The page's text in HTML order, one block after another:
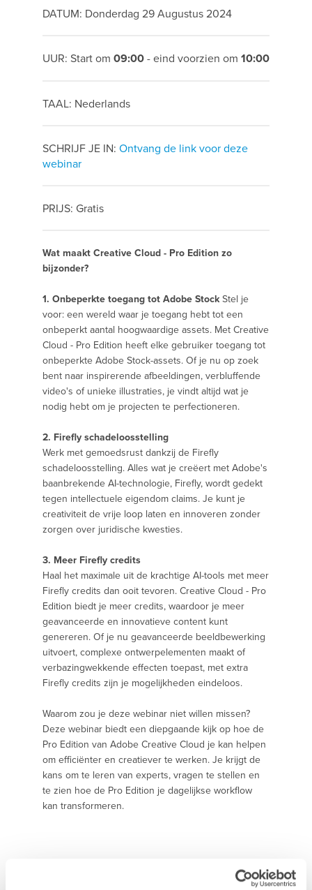
DATUM: Donderdag 29 Augustus 2024
UUR: Start om 09:00- eind voorzien om 10:00
TAAL: Nederlands
SCHRIJF JE IN: Ontvang de link voor deze
webinar
PRIJS: Gratis
Wat maakt Creative Cloud - Pro Edition zo
bijzonder?
1. Onbeperkte toegang tot Adobe StockStel je
voor: een wereld waar je toegang hebt tot een
onbeperkt aantal hoogwaardige assets. Met Creative
Cloud - Pro Edition heeft elke gebruiker toegang tot
onbeperkte Adobe Stock-assets. Of je nu op zoek
bent naar inspirerende afbeeldingen, verbluffende
video's of unieke illustraties, je vindt altijd wat je
nodig hebt om je projecten te perfectioneren.
2. Firefly schadeloosstelling
Werk met gemoedsrust dankzij de Firefly
schadeloosstelling. Alles wat je creëert met Adobe's
baanbrekende AI-technologie, Firefly, wordt gedekt
tegen intellectuele eigendom claims. Je kunt je
creativiteit de vrije loop laten en innoveren zonder
zorgen over juridische kwesties.
3. Meer Firefly credits
Haal het maximale uit de krachtige AI-tools met meer
Firefly credits dan ooit tevoren. Creative Cloud - Pro
Edition biedt je meer credits, waardoor je meer
geavanceerde en innovatieve content kunt
genereren. Of je nu geavanceerde beeldbewerking
uitvoert, complexe ontwerpelementen maakt of
verbazingwekkende effecten toepast, met extra
Firefly credits zijn je mogelijkheden eindeloos.
Waarom zou je deze webinar niet willen missen?
Deze webinar biedt een diepgaande kijk op hoe de
Pro Edition van Adobe Creative Cloud je kan helpen
om efficiënter en creatiever te werken. Je krijgt de
kans om te leren van experts, vragen te stellen en
te zien hoe de Pro Edition je dagelijkse workflow
kan transformeren.